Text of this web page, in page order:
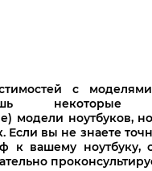
с моделями
некоторые
модели ноутбуков,
Если вы не знаете
к вашему ноутбуку,